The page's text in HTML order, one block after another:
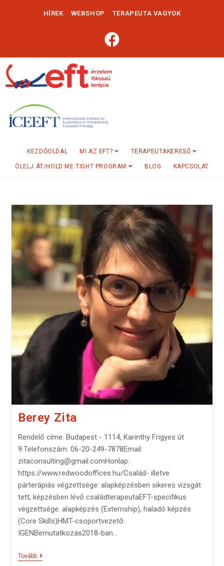
HÍREK WEBSHOP TERAPEUTA VAGYOK
KEZDŐOLDAL MI AZ EFT? TERAPEUTAKERESŐ
ÖLELJ ÁT/HOLD ME TIGHT PROGRAM BLOG KAPCSOLAT
Berey Zita
Rendelő címe: Budapest - 1114, Karinthy Frigyes út
9.Telefonszám: 06-20-249-7878Email:
zitaconsulting@gmail.comHonlap:
https://www.redwoodoffices.hu/Család- illetve
párterápiás végzettsége: alapképzésben sikeres vizsgát
tett, képzésben lévő családterapeutaEFT-specifikus
végzettsége: alapképzés (Externship), haladó képzés
(Core Skills)HMT-csoportvezető:
IGENBemutatkozás2018-ban…
Tovább